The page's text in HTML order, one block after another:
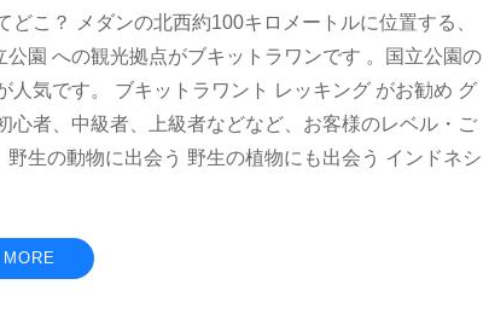
こ？ メダンの北西約100キロメートルに位置する、
園 への観光拠点がブキットラワンです 。国立公園の
気です。 ブキットラワント レッキング がお勧め グ
心者、中級者、上級者などなど、お客様のレベル・ご
生の動物に出会う 野生の植物にも出会う インドネシ